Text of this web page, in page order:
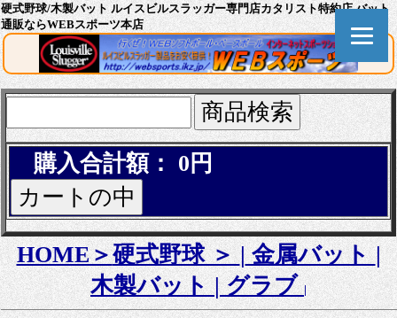
硬式野球/木製バット ルイスビルスラッガー専門店カタリスト特約店 バット
通販ならWEBスポーツ本店
購入合計額： 0円
HOME＞硬式野球 ＞| 金属バット|
木製バット|グラブ|